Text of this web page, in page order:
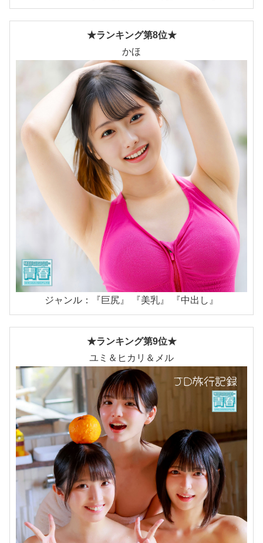
★ランキング第8位★
かほ
ジャンル：『巨尻』 『美乳』 『中出し』
★ランキング第9位★
ユミ＆ヒカリ＆メル